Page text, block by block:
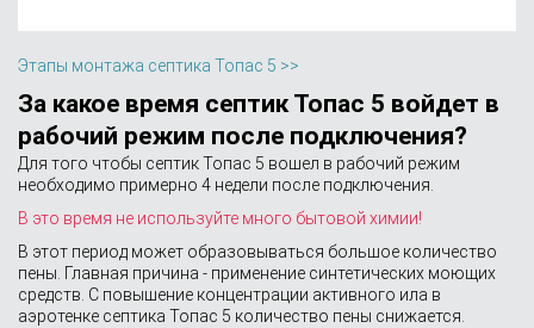
Этапы монтажа септика Топас 5 >>
За какое время септик Топас 5 войдет в
рабочий режим после подключения?
Для того чтобы септик Топас 5 вошел в рабочий режим
необходимо примерно 4 недели после подключения.
В это время не используйте много бытовой химии!
В этот период может образовываться большое количество
пены. Главная причина - применение синтетических моющих
средств. С повышение концентрации активного ила в
аэротенке септика Топас 5 количество пены снижается.